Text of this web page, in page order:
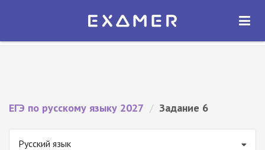
Экзамер — ЕГЭ 2027
ОТКРЫТЬ
ЕГЭ по русскому языку 2027 / Задание 6
Русский язык